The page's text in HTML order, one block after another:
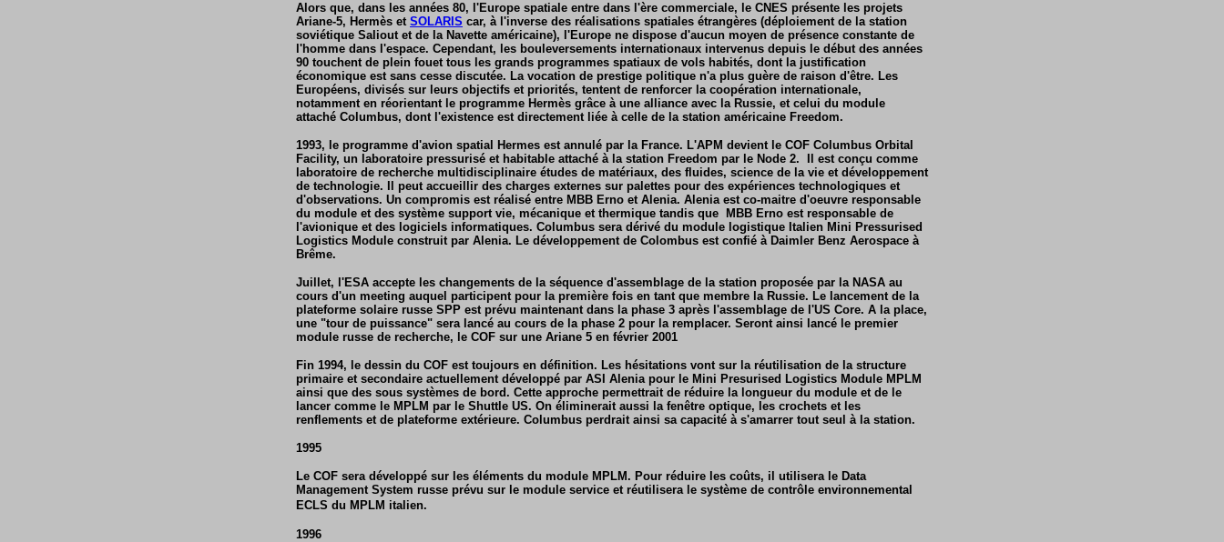
Alors que, dans les années 80, l'Europe spatiale entre dans l'ère commerciale, le CNES présente les projets
Ariane-5, Hermès et SOLARIS car, à l'inverse des réalisations spatiales étrangères (déploiement de la station
soviétique Saliout et de la Navette américaine), l'Europe ne dispose d'aucun moyen de présence constante de
l'homme dans l'espace. Cependant, les bouleversements internationaux intervenus depuis le début des années
90 touchent de plein fouet tous les grands programmes spatiaux de vols habités, dont la justification
économique est sans cesse discutée. La vocation de prestige politique n'a plus guère de raison d'être. Les
Européens, divisés sur leurs objectifs et priorités, tentent de renforcer la coopération internationale,
notamment en réorientant le programme Hermès grâce à une alliance avec la Russie, et celui du module
attaché Columbus, dont l'existence est directement liée à celle de la station américaine Freedom.
1993, le programme d'avion spatial Hermes est annulé par la France. L'APM devient le COF Columbus Orbital
Facility, un laboratoire pressurisé et habitable attaché à la station Freedom par le Node 2. Il est conçu comme
laboratoire de recherche multidisciplinaire études de matériaux, des fluides, science de la vie et développement
de technologie. Il peut accueillir des charges externes sur palettes pour des expériences technologiques et
d'observations. Un compromis est réalisé entre MBB Erno et Alenia. Alenia est co-maitre d'oeuvre responsable
du module et des système support vie, mécanique et thermique tandis que MBB Erno est responsable de
l'avionique et des logiciels informatiques. Columbus sera dérivé du module logistique Italien Mini Pressurised
Logistics Module construit par Alenia. Le développement de Colombus est confié à Daimler Benz Aerospace à
Brême.
Juillet, l'ESA accepte les changements de la séquence d'assemblage de la station proposée par la NASA au
cours d'un meeting auquel participent pour la première fois en tant que membre la Russie. Le lancement de la
plateforme solaire russe SPP est prévu maintenant dans la phase 3 après l'assemblage de l'US Core. A la place,
une "tour de puissance" sera lancé au cours de la phase 2 pour la remplacer. Seront ainsi lancé le premier
module russe de recherche, le COF sur une Ariane 5 en février 2001
Fin 1994, le dessin du COF est toujours en définition. Les hésitations vont sur la réutilisation de la structure
primaire et secondaire actuellement développé par ASI Alenia pour le Mini Presurised Logistics Module MPLM
ainsi que des sous systèmes de bord. Cette approche permettrait de réduire la longueur du module et de le
lancer comme le MPLM par le Shuttle US. On éliminerait aussi la fenêtre optique, les crochets et les
renflements et de plateforme extérieure. Columbus perdrait ainsi sa capacité à s'amarrer tout seul à la station.
1995
Le COF sera développé sur les éléments du module MPLM. Pour réduire les coûts, il utilisera le Data
Management System russe prévu sur le module service et réutilisera le système de contrôle environnemental
ECLS du MPLM italien.
1996